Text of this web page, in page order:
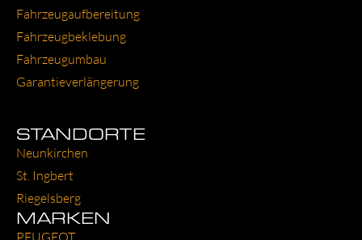
Fahr­zeug­auf­be­rei­tung
Fahr­zeug­be­kle­bung
Fahr­zeug­um­bau
Garantie­verlängerung
STANDORTE
Neun­kir­chen
St. Ing­bert
Rie­gels­berg
MARKEN
PEU­GEOT